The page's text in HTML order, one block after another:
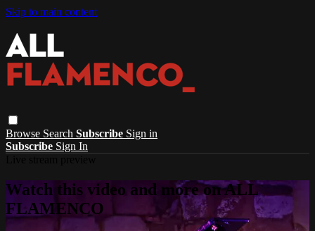
Skip to main content
Browse Search Subscribe Sign in
Subscribe Sign In
Watch this video and more on ALL
FLAMENCO